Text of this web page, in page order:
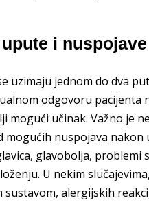
i nuspojave
uzimaju jednom do dva
odgovoru pacijenta
mogući učinak. Važno je
mogućih nuspojava
glavobolja, problemi
U nekim
sustavom, alergijskih